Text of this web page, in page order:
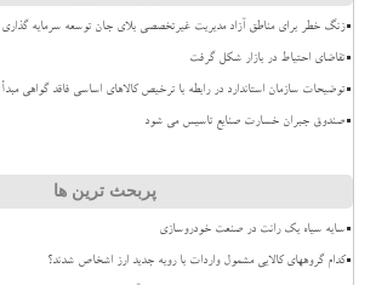
زنگ خطر برای مناطق آزاد مدیریت غیرتخصصی بلای جان توسعه سرمایه گذاری
تقاضای احتیاط در بازار شکل گرفت
توضیحات سازمان استاندارد در رابطه با ترخیص کالاهای اساسی فاقد گواهی مبدأ
صندوق جبران خسارت صنایع تاسیس می شود
پربحث ترین ها
سایه سیاه یک رانت در صنعت خودروسازی
کدام گروههای کالایی مشمول واردات با رویه جدید ارز اشخاص شدند؟